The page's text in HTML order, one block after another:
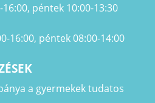
péntek 10:00-13:30
16:00, péntek 08:00-14:00
a gyermekek tudatos